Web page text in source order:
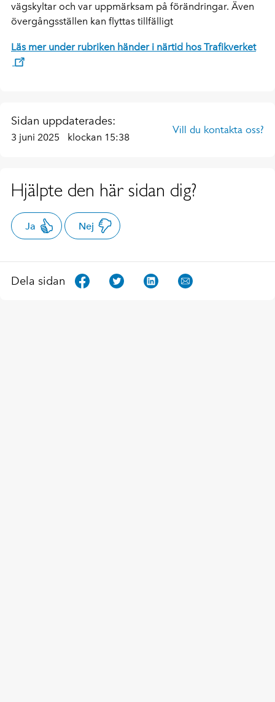
vägskyltar och var uppmärksam på förändringar. Även
övergångsställen kan flyttas tillfälligt
Läs mer under rubriken händer i närtid hos Trafikverket
Sidan uppdaterades:
3 juni 2025 klockan 15:38
Vill du kontakta oss?
Hjälpte den här sidan dig?
Ja Nej
Dela sidan